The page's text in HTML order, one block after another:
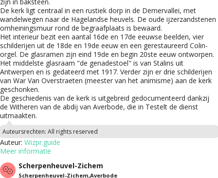
De kerk ligt centraal in een rustiek dorp in de Demervallei, met
wandelwegen naar de Hagelandse heuvels. De oude ijzerzandstenen
omheiningsmuur rond de begraafplaats is bewaard.
Het interieur bezit een aantal 16de en 17de eeuwse beelden, vier
schilderijen uit de 18de en 19de eeuw en een gerestaureerd Colin-
orgel. De glasramen zijn eind 19de en begin 20ste eeuw ontworpen.
Het middelste glasraam "de genadestoel" is van Stalins uit
Antwerpen en is gedateerd met 1917. Verder zijn er drie schilderijen
van War Van Overstraeten (meester van het animisme) aan de kerk
geschonken.
De geschiedenis van de kerk is uitgebreid gedocumenteerd dankzij
de Witheren van de abdij van Averbode, die in Testelt de dienst
uitmaakten.
Auteursrechten: All rights reserved
Auteur: Wizpr.guide
Meer informatie
Scherpenheuvel-Zichem
Scherpenheuvel-Zichem,Averbode